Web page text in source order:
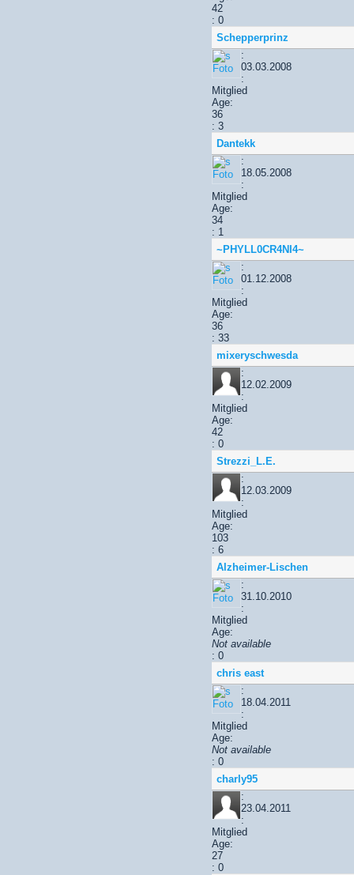
42
: 0
Schepperprinz
:
03.03.2008
:
Mitglied
Age:
36
: 3
Dantekk
:
18.05.2008
:
Mitglied
Age:
34
: 1
~PHYLL0CR4NI4~
:
01.12.2008
:
Mitglied
Age:
36
: 33
mixeryschwesda
:
12.02.2009
:
Mitglied
Age:
42
: 0
Strezzi_L.E.
:
12.03.2009
:
Mitglied
Age:
103
: 6
Alzheimer-Lischen
:
31.10.2010
:
Mitglied
Age:
Not available
: 0
chris east
:
18.04.2011
:
Mitglied
Age:
Not available
: 0
charly95
:
23.04.2011
:
Mitglied
Age:
27
: 0